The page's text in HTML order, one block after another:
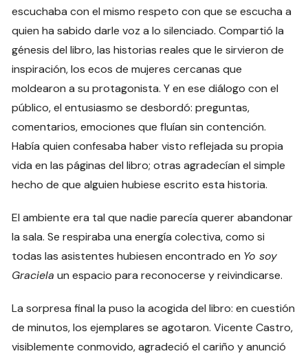
escuchaba con el mismo respeto con que se escucha a
quien ha sabido darle voz a lo silenciado. Compartió la
génesis del libro, las historias reales que le sirvieron de
inspiración, los ecos de mujeres cercanas que
moldearon a su protagonista. Y en ese diálogo con el
público, el entusiasmo se desbordó: preguntas,
comentarios, emociones que fluían sin contención.
Había quien confesaba haber visto reflejada su propia
vida en las páginas del libro; otras agradecían el simple
hecho de que alguien hubiese escrito esta historia.
El ambiente era tal que nadie parecía querer abandonar
la sala. Se respiraba una energía colectiva, como si
todas las asistentes hubiesen encontrado en Yo soy
Graciela un espacio para reconocerse y reivindicarse.
La sorpresa final la puso la acogida del libro: en cuestión
de minutos, los ejemplares se agotaron. Vicente Castro,
visiblemente conmovido, agradeció el cariño y anunció